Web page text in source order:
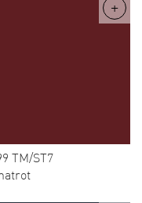
TM/ST7